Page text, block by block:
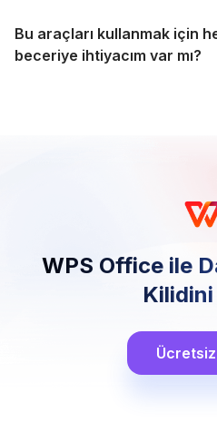
Bu araçları kullanmak için
beceriye ihtiyacım var mı?
WPS Office ile
Kilidini